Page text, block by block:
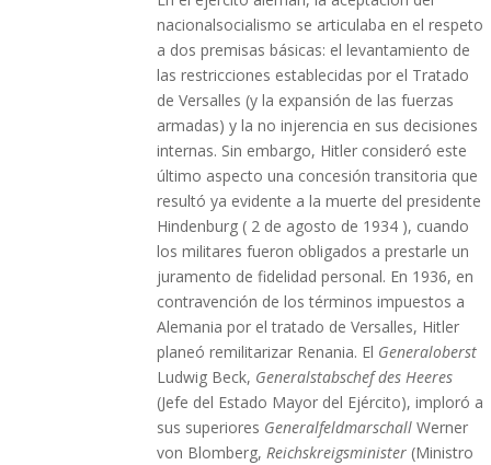
nacionalsocialismo se articulaba en el respeto
a dos premisas básicas: el levantamiento de
las restricciones establecidas por el Tratado
de Versalles (y la expansión de las fuerzas
armadas) y la no injerencia en sus decisiones
internas. Sin embargo, Hitler consideró este
último aspecto una concesión transitoria que
resultó ya evidente a la muerte del presidente
Hindenburg ( 2 de agosto de 1934 ), cuando
los militares fueron obligados a prestarle un
juramento de fidelidad personal. En 1936, en
contravención de los términos impuestos a
Alemania por el tratado de Versalles, Hitler
planeó remilitarizar Renania. El Generaloberst
Ludwig Beck, Generalstabschef des Heeres
(Jefe del Estado Mayor del Ejército), imploró a
sus superiores GeneralfeldmarschallWerner
von Blomberg,Reichskreigsminister (Ministro